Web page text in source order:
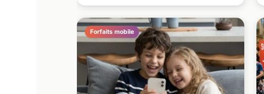
Forfaits mobile